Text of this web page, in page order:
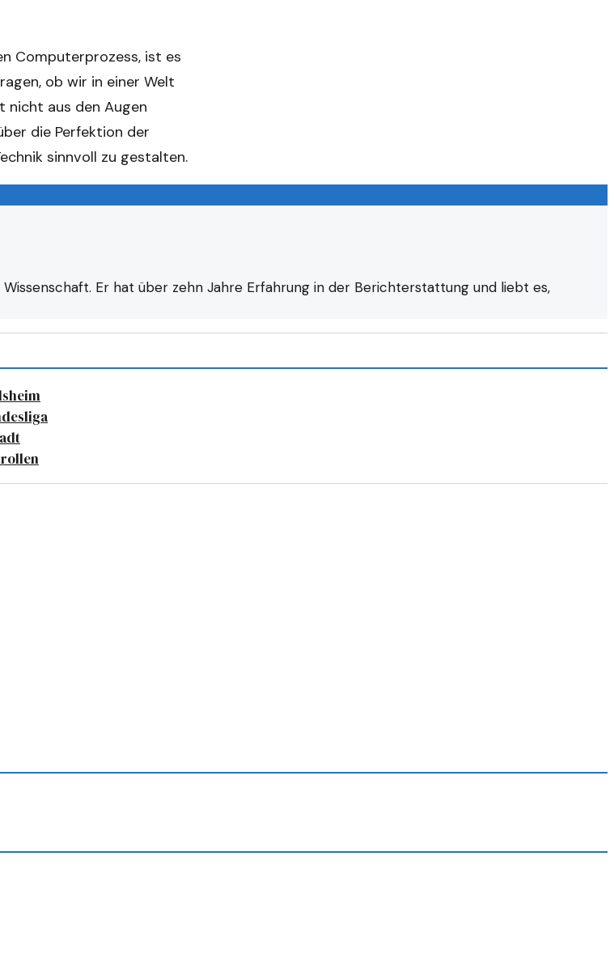
Computerprozess, ist es
ob wir in einer Welt
nicht aus den Augen
die Perfektion der
sinnvoll zu gestalten.
Er hat über zehn Jahre Erfahrung in der Berichterstattung und liebt es,